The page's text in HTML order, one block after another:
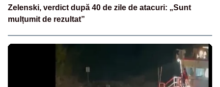
Zelenski, verdict după 40 de zile de atacuri: „Sunt
mulțumit de rezultat”